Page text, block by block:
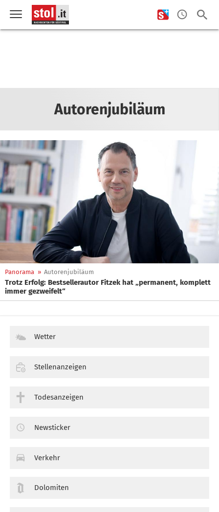
Autorenjubiläum
Panorama » Autorenjubiläum
Trotz Erfolg: Bestsellerautor Fitzek hat „permanent, komplett
immer gezweifelt“
Wetter
Stellenanzeigen
Todesanzeigen
Newsticker
Verkehr
Dolomiten